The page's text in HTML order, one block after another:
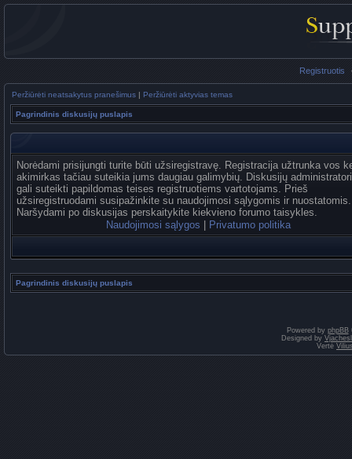
Registruotis
Peržiūrėti neatsakytus pranešimus | Peržiūrėti aktyvias temas
Pagrindinis diskusijų puslapis
Norėdami prisijungti turite būti užsiregistravę. Registracija užtrunka vos
akimirkas tačiau suteikia jums daugiau galimybių. Diskusijų
gali suteikti papildomas teises registruotiems vartotojams. Prieš
užsiregistruodami susipažinkite su naudojimosi sąlygomis ir nuostatomis.
Naršydami po diskusijas perskaitykite kiekvieno forumo taisykles.
Naudojimosi sąlygos
Privatumo politika
Pagrindinis diskusijų puslapis
Powered by phpBB
Designed by
Vertė